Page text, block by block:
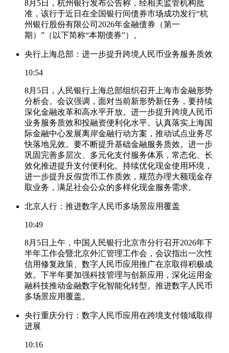
8月5日，杭州银行发布公告称，经相关监管机构批
准，该行于近日在全国银行间债券市场成功发行“杭
州银行股份有限公司2026年金融债券（第一
期）”（以下简称“本期债券”）。
央行上海总部：进一步提升跨境人民币业务服务质效
10:54
8月5日，人民银行上海总部组织召开上海市金融形势
分析会。会议强调，面对当前新形势新任务，要持续
深化金融改革和高水平开放。进一步提升跨境人民币
业务服务质效和投融资便利化水平。认真落实上海国
际金融中心发展离岸金融行动方案，推动试点业务尽
快落地见效。要不断提升基础金融服务质效。进一步
巩固完善多层次、多元化支付服务体系，常态化、长
效化推进提升支付便利化。持续优化现金使用环境，
进一步提升反假货币工作质效，规范办理大额现金存
取业务，满足社会公众的多样化现金服务需求。
北京人行：推进数字人民币多场景应用覆盖
10:49
8月5日上午，中国人民银行北京市分行召开2026年下
半年工作会暨北京外汇管理工作会，会议指出一次性
信用修复政策、数字人民币应用推广在京取得积极成
效。下半年要加强科技管理与创新应用，深化运用金
融科技推动金融数字化智能化转型。推进数字人民币
多场景应用覆盖。
央行重庆分行：数字人民币应用在跨境支付领域取得
进展
10:16